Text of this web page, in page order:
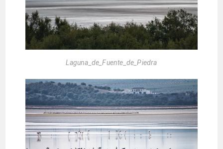
Laguna_de_Fuente_de_Piedra